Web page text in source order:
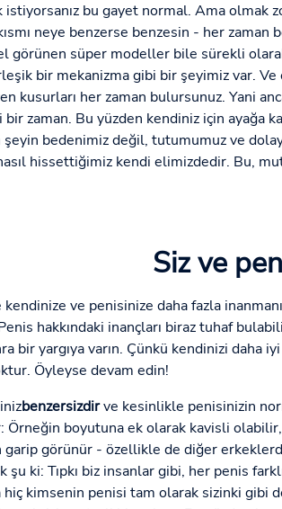
istiyorsanız bu gayet normal. Ama
neye benzerse benzesin - her
görünen süper modeller bile sürekli
bir mekanizma gibi bir şeyimiz var. Ve
kusurları her zaman bulursunuz. Yani
zaman. Bu yüzden kendiniz için ayağa
bedenimiz değil, tutumumuz ve
hissettiğimiz kendi elimizdedir. Bu,
Siz ve
ve penisinize daha fazla
hakkındaki inançları biraz tuhaf
bir yargıya varın. Çünkü kendinizi daha
Öyleyse devam edin!
benzersizdirve kesinlikle penisinizin
Örneğin boyutuna ek olarak kavisli
garip görünür - özellikle de diğer
şu ki: Tıpkı biz insanlar gibi, her penis
hiç kimsenin penisi tam olarak sizinki gibi